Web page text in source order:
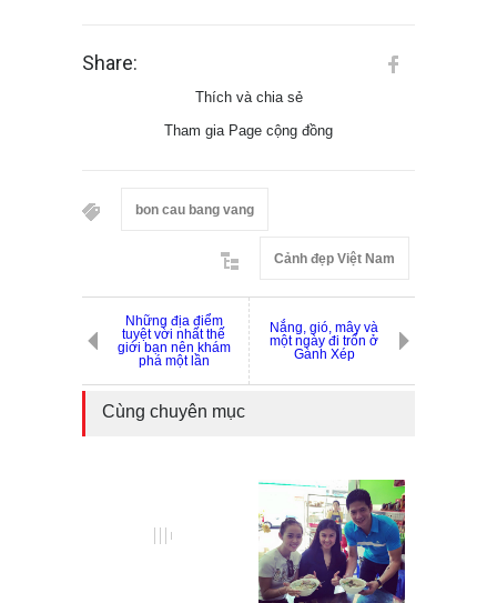
Share:
Thích và chia sẻ
Tham gia Page cộng đồng
bon cau bang vang
Cảnh đẹp Việt Nam
Những địa điểm
tuyệt vời nhất thế
giới bạn nên khám
phá một lần
Nắng, gió, mây và
một ngày đi trốn ở
Gành Xép
Cùng chuyên mục